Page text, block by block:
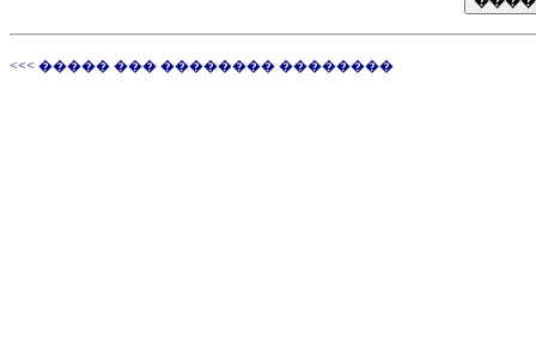
<<< ����� ��� �������� ��������